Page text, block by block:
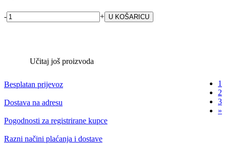
- +
Učitaj još proizvoda
1
2
3
»
Besplatan prijevoz
Dostava na adresu
Pogodnosti za registrirane kupce
Razni načini plaćanja i dostave